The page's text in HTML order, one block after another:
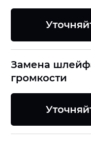
Замена
громкости